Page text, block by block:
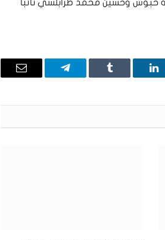
حبوش وحسين محمد طرابلسي نائبا
لينكدإن Tumblr تيلقرام
البريد